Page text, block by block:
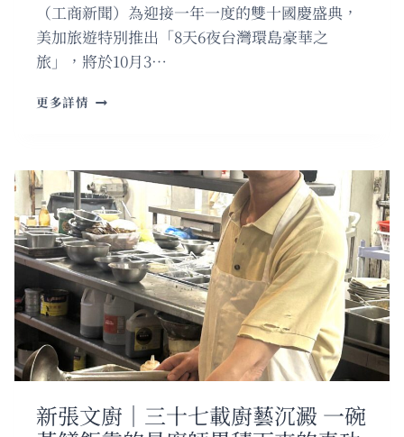
（工商新聞）為迎接一年一度的雙十國慶盛典，
美加旅遊特別推出「8天6夜台灣環島豪華之
旅」，將於10月3…
更多詳情
限
定
行
程
美
加
旅
遊
推
出
8
天
夜
新張文廚｜三十七載廚藝沉澱 一碗